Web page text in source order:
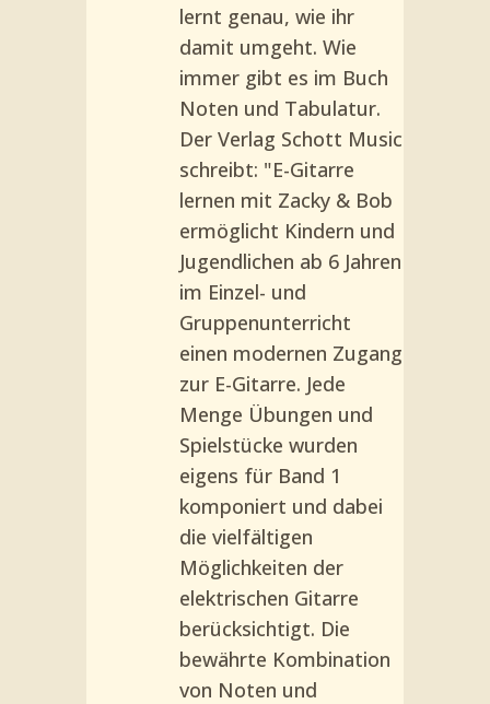
lernt genau, wie ihr
damit umgeht. Wie
immer gibt es im Buch
Noten und Tabulatur.
Der Verlag Schott Music
schreibt: "E-Gitarre
lernen mit Zacky & Bob
ermöglicht Kindern und
Jugendlichen ab 6 Jahren
im Einzel- und
Gruppenunterricht
einen modernen Zugang
zur E-Gitarre. Jede
Menge Übungen und
Spielstücke wurden
eigens für Band 1
komponiert und dabei
die vielfältigen
Möglichkeiten der
elektrischen Gitarre
berücksichtigt. Die
bewährte Kombination
von Noten und